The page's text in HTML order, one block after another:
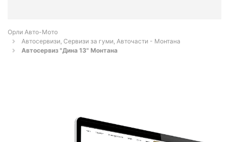
Орли Aвто-Mото
Автосервизи, Сервизи за гуми, Авточасти - Монтана
Автосервиз "Дина 13" Монтана